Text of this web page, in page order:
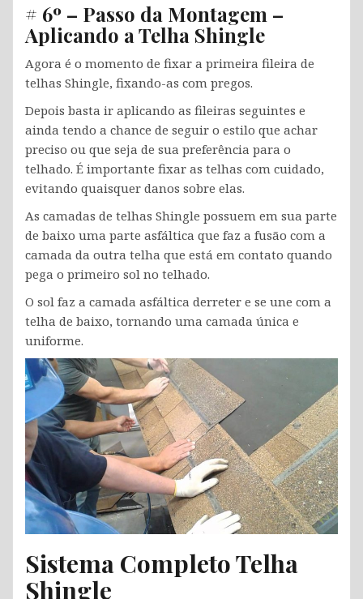
# 6º – Passo da Montagem –
Aplicando a Telha Shingle
Agora é o momento de fixar a primeira fileira de
telhas Shingle, fixando-as com pregos.
Depois basta ir aplicando as fileiras seguintes e
ainda tendo a chance de seguir o estilo que achar
preciso ou que seja de sua preferência para o
telhado. É importante fixar as telhas com cuidado,
evitando quaisquer danos sobre elas.
As camadas de telhas Shingle possuem em sua parte
de baixo uma parte asfáltica que faz a fusão com a
camada da outra telha que está em contato quando
pega o primeiro sol no telhado.
O sol faz a camada asfáltica derreter e se une com a
telha de baixo, tornando uma camada única e
uniforme.
Sistema Completo Telha
Shingle